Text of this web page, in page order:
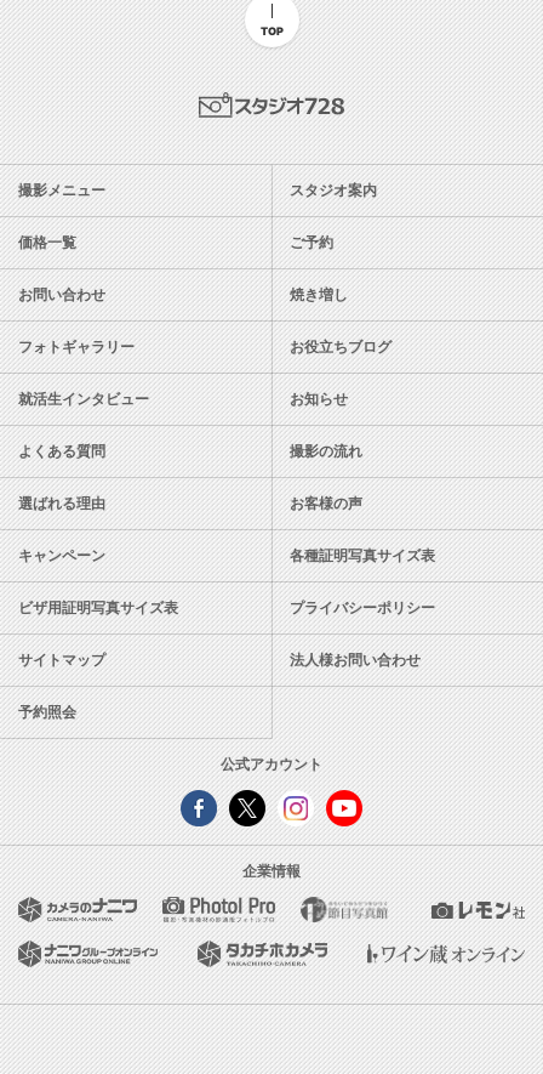
TOP
スタジオ728
撮影メニュー スタジオ案内
価格一覧 ご予約
お問い合わせ 焼き増し
フォトギャラリー お役立ちブログ
就活生インタビュー お知らせ
よくある質問 撮影の流れ
選ばれる理由 お客様の声
キャンペーン 各種証明写真サイズ表
ビザ用証明写真サイズ表 プライバシーポリシー
サイトマップ 法人様お問い合わせ
予約照会
公式アカウント
企業情報